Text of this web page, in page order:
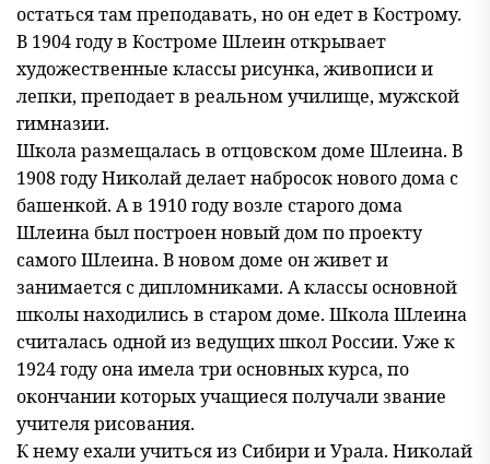
остаться там преподавать, но он едет в Кострому.
В 1904 году в Костроме Шлеин открывает
художественные классы рисунка, живописи и
лепки, преподает в реальном училище, мужской
гимназии.
Школа размещалась в отцовском доме Шлеина. В
1908 году Николай делает набросок нового дома с
башенкой. А в 1910 году возле старого дома
Шлеина был построен новый дом по проекту
самого Шлеина. В новом доме он живет и
занимается с дипломниками. А классы основной
школы находились в старом доме. Школа Шлеина
считалась одной из ведущих школ России. Уже к
1924 году она имела три основных курса, по
окончании которых учащиеся получали звание
учителя рисования.
К нему ехали учиться из Сибири и Урала. Николай